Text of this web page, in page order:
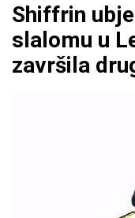
Shiffrin
slalomu u
završila